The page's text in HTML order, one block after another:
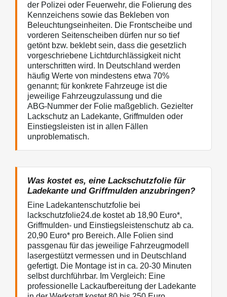
der Polizei oder Feuerwehr, die Folierung des
Kennzeichens sowie das Bekleben von
Beleuchtungseinheiten. Die Frontscheibe und
vorderen Seitenscheiben dürfen nur so tief
getönt bzw. beklebt sein, dass die gesetzlich
vorgeschriebene Lichtdurchlässigkeit nicht
unterschritten wird. In Deutschland werden
häufig Werte von mindestens etwa 70%
genannt; für konkrete Fahrzeuge ist die
jeweilige Fahrzeugzulassung und die
ABG‑Nummer der Folie maßgeblich. Gezielter
Lackschutz an Ladekante, Griffmulden oder
Einstiegsleisten ist in allen Fällen
unproblematisch.
Was kostet es, eine Lackschutzfolie für
Ladekante und Griffmulden anzubringen?
Eine Ladekantenschutzfolie bei
lackschutzfolie24.de kostet ab 18,90 Euro*,
Griffmulden- und Einstiegsleistenschutz ab ca.
20,90 Euro* pro Bereich. Alle Folien sind
passgenau für das jeweilige Fahrzeugmodell
lasergestützt vermessen und in Deutschland
gefertigt. Die Montage ist in ca. 20-30 Minuten
selbst durchführbar. Im Vergleich: Eine
professionelle Lackaufbereitung der Ladekante